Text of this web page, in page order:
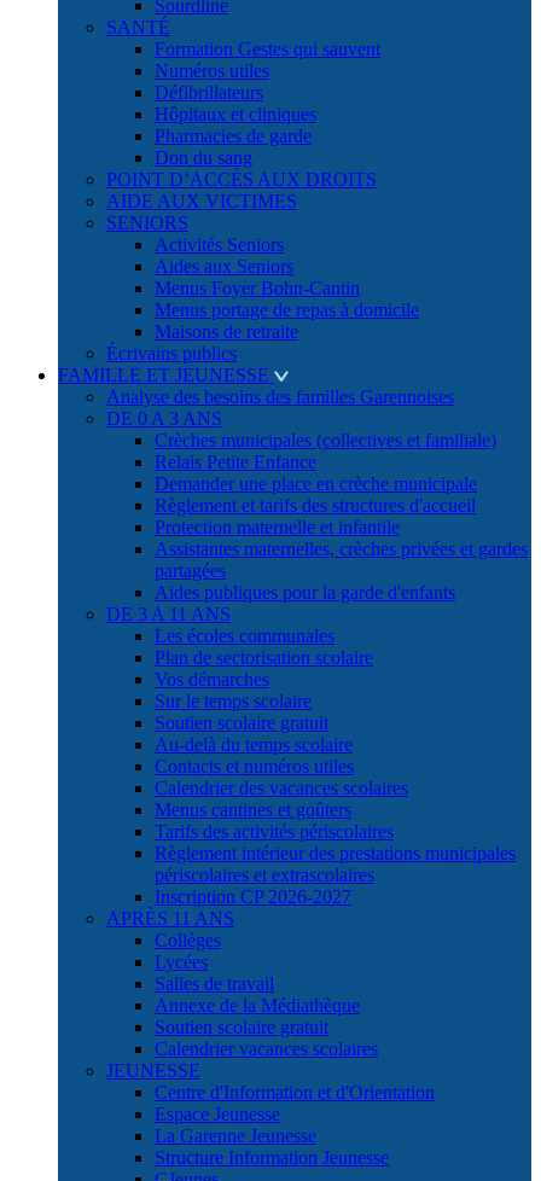
Sourdline
SANTÉ
Formation Gestes qui sauvent
Numéros utiles
Défibrillateurs
Hôpitaux et cliniques
Pharmacies de garde
Don du sang
POINT D’ACCÈS AUX DROITS
AIDE AUX VICTIMES
SENIORS
Activités Seniors
Aides aux Seniors
Menus Foyer Bohn-Cantin
Menus portage de repas à domicile
Maisons de retraite
Écrivains publics
FAMILLE ET JEUNESSE
Analyse des besoins des familles Garennoises
DE 0 A 3 ANS
Crèches municipales (collectives et familiale)
Relais Petite Enfance
Demander une place en crèche municipale
Règlement et tarifs des structures d'accueil
Protection maternelle et infantile
Assistantes maternelles, crèches privées et gardes
partagées
Aides publiques pour la garde d'enfants
DE 3 A 11 ANS
Les écoles communales
Plan de sectorisation scolaire
Vos démarches
Sur le temps scolaire
Soutien scolaire gratuit
Au-delà du temps scolaire
Contacts et numéros utiles
Calendrier des vacances scolaires
Menus cantines et goûters
Tarifs des activités périscolaires
Règlement intérieur des prestations municipales
périscolaires et extrascolaires
Inscription CP 2026-2027
APRÈS 11 ANS
Collèges
Lycées
Salles de travail
Annexe de la Médiathèque
Soutien scolaire gratuit
Calendrier vacances scolaires
JEUNESSE
Centre d'Information et d'Orientation
Espace Jeunesse
La Garenne Jeunesse
Structure Information Jeunesse